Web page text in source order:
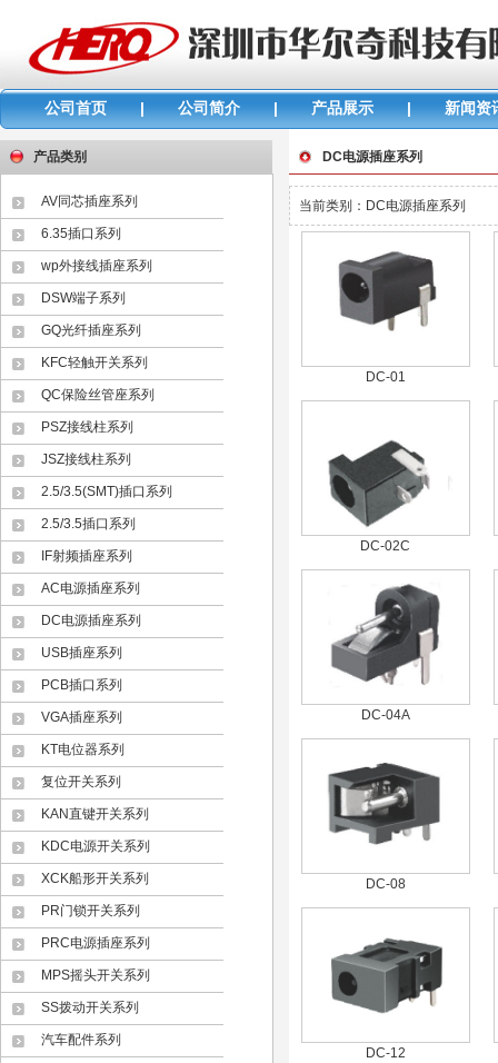
公司首页 | 公司简介 | 产品展示 | 新闻资
产品类别
AV同芯插座系列
6.35插口系列
wp外接线插座系列
DSW端子系列
GQ光纤插座系列
KFC轻触开关系列
QC保险丝管座系列
PSZ接线柱系列
JSZ接线柱系列
2.5/3.5(SMT)插口系列
2.5/3.5插口系列
IF射频插座系列
AC电源插座系列
DC电源插座系列
USB插座系列
PCB插口系列
VGA插座系列
KT电位器系列
复位开关系列
KAN直键开关系列
KDC电源开关系列
XCK船形开关系列
PR门锁开关系列
PRC电源插座系列
MPS摇头开关系列
SS拨动开关系列
汽车配件系列
DC电源插座系列
当前类别： DC电源插座系列
DC-01
DC-02C
DC-04A
DC-08
DC-12